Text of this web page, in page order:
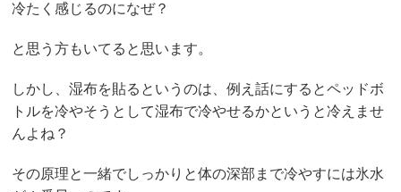
冷たく感じるのになぜ？
と思う方もいてると思います。
しかし、湿布を貼るというのは、例え話にするとペッドボ
トルを冷やそうとして湿布で冷やせるかというと冷えませ
んよね？
その原理と一緒でしっかりと体の深部まで冷やすには氷水